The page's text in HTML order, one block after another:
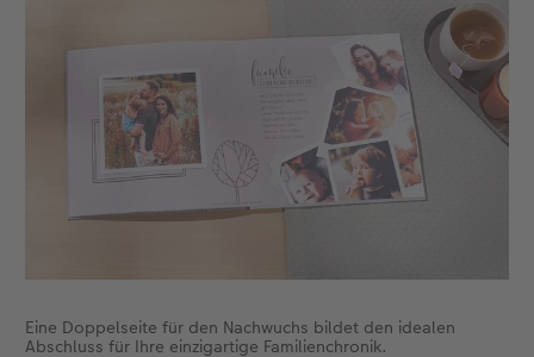
Eine Doppelseite für den Nachwuchs bildet den idealen
Abschluss für Ihre einzigartige Familienchronik.